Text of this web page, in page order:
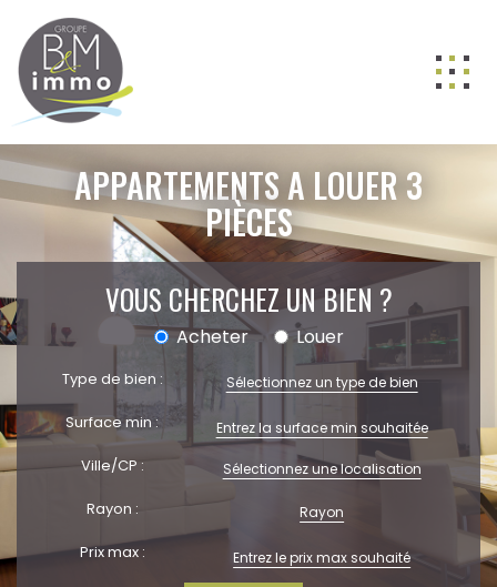
ACHETER
LOUER
VENDRE
GESTION
NOS AGENCES
BIENS VENDUS
ESTIMATION
APPARTEMENTS A LOUER 3
PIÈCES
VOUS CHERCHEZ UN BIEN ?
Acheter Louer
Type de bien : Sélectionnez un type de bien
Surface min :
Ville/CP : Sélectionnez une localisation
Rayon : Rayon
Prix max :